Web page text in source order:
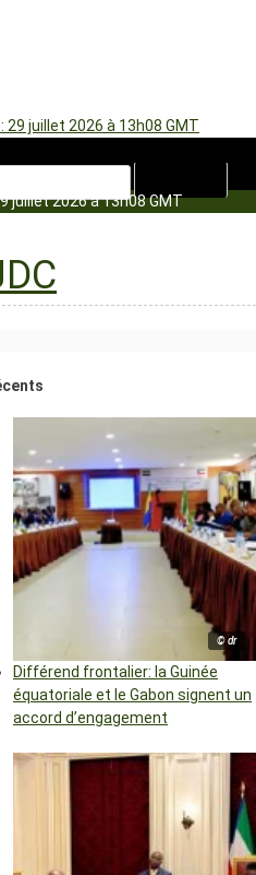
29 juillet 2026 à 13h08 GMT
juillet 2026 à 13h08 GMT
© dr
Différend frontalier: la Guinée
équatoriale et le Gabon signent un
accord d’engagement